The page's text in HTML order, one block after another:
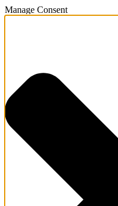
Manage Consent